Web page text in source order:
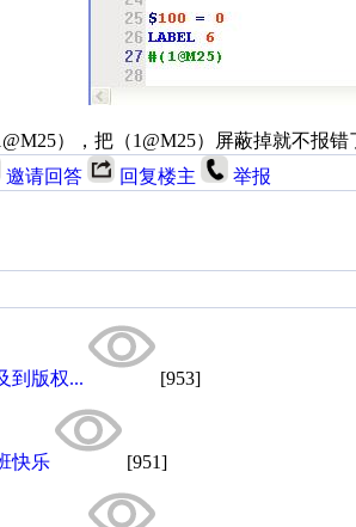
），把（1@M25）屏蔽掉就不报
邀请回答 回复楼主 举报
到版权... [953]
快乐 [951]